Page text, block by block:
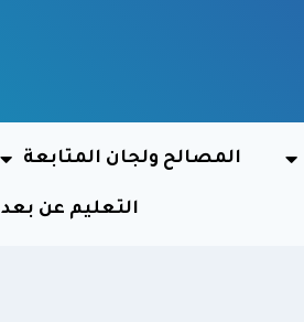
المصالح ولجان المتابعة
التعليم عن بعد